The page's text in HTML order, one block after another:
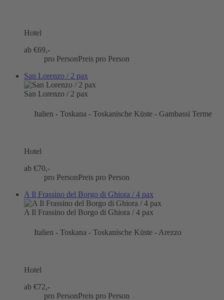
Hotel
ab €69,-
pro PersonPreis pro Person
San Lorenzo / 2 pax
San Lorenzo / 2 pax
Italien - Toskana - Toskanische Küste - Gambassi Terme
Hotel
ab €70,-
pro PersonPreis pro Person
A Il Frassino del Borgo di Ghiora / 4 pax
A Il Frassino del Borgo di Ghiora / 4 pax
Italien - Toskana - Toskanische Küste - Arezzo
Hotel
ab €72,-
pro PersonPreis pro Person